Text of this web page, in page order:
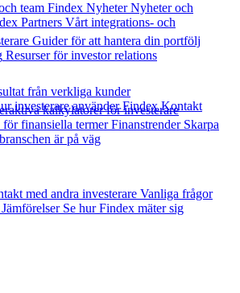
team Findex Nyheter Nyheter och
Partners Vårt integrations- och
från verkliga kunder
investerare använder Findex Kontakt
Guider för att hantera din portfölj
Resurser för investor relations
kalkylatorer för investerare
finansiella termer Finanstrender Skarpa
är på väg
med andra investerare Vanliga frågor
Jämförelser Se hur Findex mäter sig